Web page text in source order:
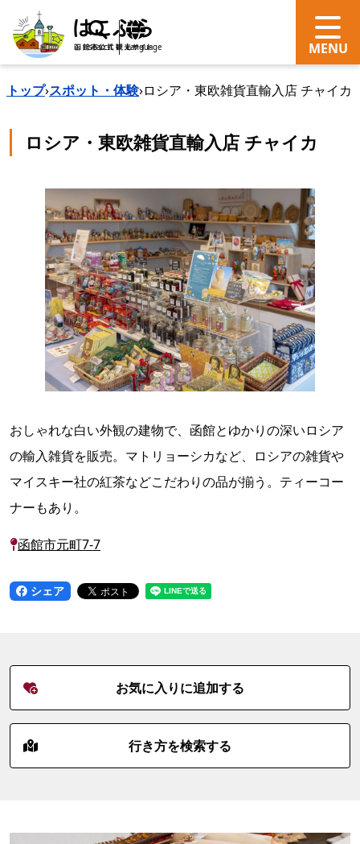
search Language
トップ›スポット・体験›ロシア・東欧雑貨直輸入店 チャイカ
ロシア・東欧雑貨直輸入店 チャイカ
おしゃれな白い外観の建物で、函館とゆかりの深いロシア
の輸入雑貨を販売。マトリョーシカなど、ロシアの雑貨や
マイスキー社の紅茶などこだわりの品が揃う。ティーコー
ナーもあり。
函館市元町7-7
シェア
お気に入りに追加する
行き方を検索する